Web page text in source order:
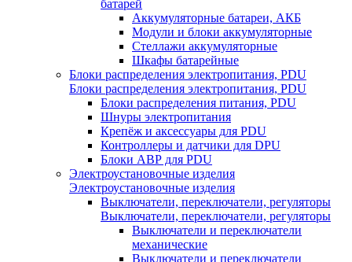
батарей
Аккумуляторные батареи, АКБ
Модули и блоки аккумуляторные
Стеллажи аккумуляторные
Шкафы батарейные
Блоки распределения электропитания, PDU
Блоки распределения электропитания, PDU
Блоки распределения питания, PDU
Шнуры электропитания
Крепёж и аксессуары для PDU
Контроллеры и датчики для DPU
Блоки АВР для PDU
Электроустановочные изделия
Электроустановочные изделия
Выключатели, переключатели, регуляторы
Выключатели, переключатели, регуляторы
Выключатели и переключатели
механические
Выключатели и переключатели